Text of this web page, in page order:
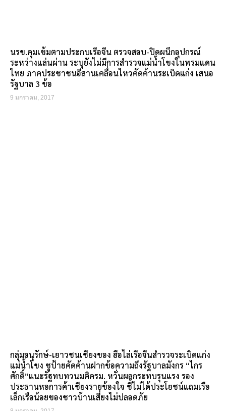
นรข.คุมเข้มตามประกบเรือจีน ตรวจสอบ-ปิดผนึกอุปกรณ์
ระหว่างแล่นผ่าน ระบุยังไม่มีการสำรวจแม่น้ำโขงในพรมแดน
ไทย ภาคประชาชนอีสานเคลื่อนไหวคัดค้านระเบิดแก่ง เสนอ
รัฐบาล 3 ข้อ
9 มกราคม, 2017
กลุ่มอนุรักษ์-เยาวชนเชียงของ ฮือไล่เรือจีนสำรวจระเบิดแก่ง
แม่น้ำโขง ชูป้ายคัดค้านฝากข้อความถึงรัฐบาลมังกร “ไกร
ศักดิ์”แนะรัฐทบทวนมติครม. หวั่นผลกระทบรุนแรง รอง
ประธานหอการค้าเชียงรายข้องใจ ชี้ไม่ได้ประโยชน์แถมเรือ
เล็กเรือน้อยของชาวบ้านเสี่ยงไม่ปลอดภัย